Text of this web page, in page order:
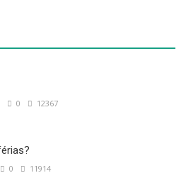
da Virgem Peregrina
2024 0